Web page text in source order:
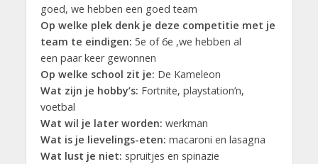
goed, we hebben een goed team
Op welke plek denk je deze competitie met je
team te eindigen: 5e of 6e ,we hebben al
een paar keer gewonnen
Op welke school zit je: De Kameleon
Wat zijn je hobby’s: Fortnite, playstation’n,
voetbal
Wat wil je later worden: werkman
Wat is je lievelings-eten: macaroni en lasagna
Wat lust je niet: spruitjes en spinazie